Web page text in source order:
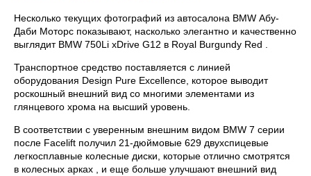
Несколько текущих фотографий из автосалона BMW Абу-
Даби Моторс показывают, насколько элегантно и качественно
выглядит BMW 750Li xDrive G12 в Royal Burgundy Red .
Транспортное средство поставляется с линией
оборудования Design Pure Excellence, которое выводит
роскошный внешний вид со многими элементами из
глянцевого хрома на высший уровень.
В соответствии с уверенным внешним видом BMW 7 серии
после Facelift получил 21-дюймовые 629 двухспицевые
легкосплавные колесные диски, которые отлично смотрятся
в колесных арках , и еще больше улучшают внешний вид